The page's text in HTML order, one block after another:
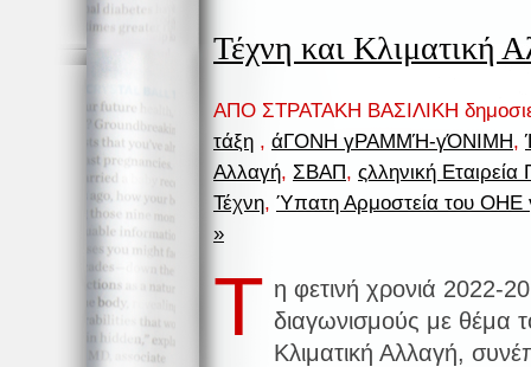
Τέχνη και Κλιματική
ΑΠΟ ΣΤΡΑΤΑΚΗ ΒΑΣΙΛΙΚΗ
τάξη , άΓΟΝΗ γΡΑΜΜΉ-γΌΝΙΜΗ,
Αλλαγή, ΣΒΑΠ, ςλληνική Εταιρεία
Τέχνη, Ύπατη Αρμοστεία του ΟΗΕ
»
Τ η φετινή χρονιά 2022-
διαγωνισμούς με θέμα
Κλιματική Αλλαγή,